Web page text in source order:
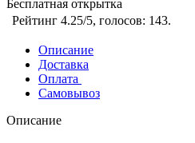
Бесплатная открытка
Рейтинг 4.25/5, голосов: 143.
Описание
Доставка
Оплата
Самовывоз
Описание